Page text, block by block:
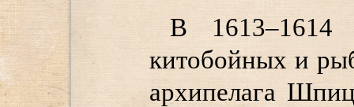
В
китобойных и
архипелага